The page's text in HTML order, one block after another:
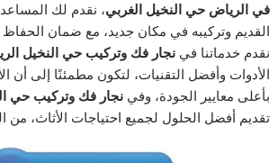
في الرياض حي النخيل الغربي، نقدم لك
القديم وتركيبه في مكان جديد، مع ضمان
نقدم خدماتنا فينجار فك وتركيب حي النخيل
الأدوات وأفضل التقنيات، لتكون مطمئنًا إلى أن
بأعلى معايير الجودة، وفينجار فك وتركيب حي
تقديم أفضل الحلول لجميع احتياجات الأثاث، من